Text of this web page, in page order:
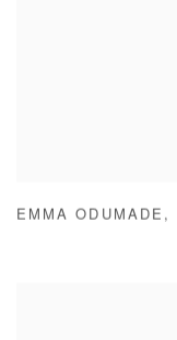
EMMA ODUMADE ,